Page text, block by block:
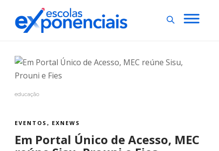
educação
EVENTOS , EXNEWS
Em Portal Único de Acesso, MEC